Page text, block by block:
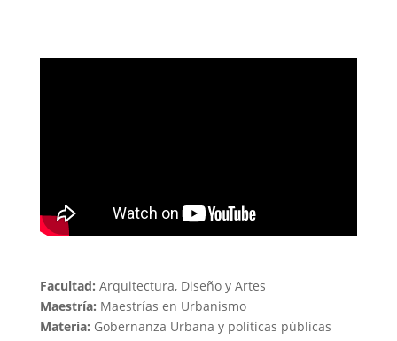
Facultad: Arquitectura, Diseño y Artes
Maestría: Maestrías en Urbanismo
Materia: Gobernanza Urbana y políticas públicas